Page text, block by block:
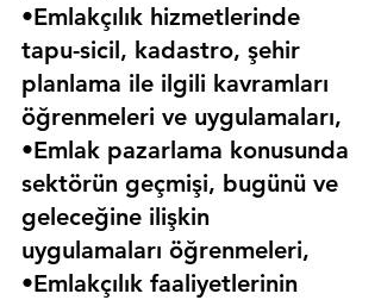
•Emlakçılık hizmetlerinde
tapu-sicil, kadastro, şehir
planlama ile ilgili kavramları
öğrenmeleri ve uygulamaları,
•Emlak pazarlama konusunda
sektörün geçmişi, bugünü ve
geleceğine ilişkin
uygulamaları öğrenmeleri,
•Emlakçılık faaliyetlerinin